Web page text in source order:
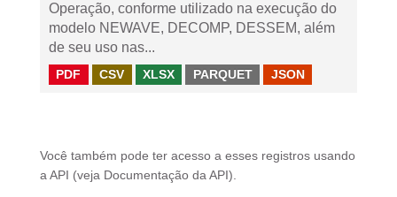
Operação, conforme utilizado na execução do
modelo NEWAVE, DECOMP, DESSEM, além
de seu uso nas...
PDF CSV XLSX PARQUET JSON
Você também pode ter acesso a esses registros usando
a API (veja Documentação da API ).